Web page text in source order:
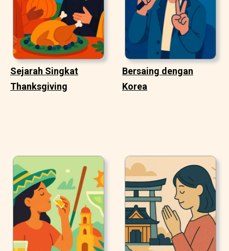
Sejarah Singkat
Thanksgiving
Bersaing dengan
Korea